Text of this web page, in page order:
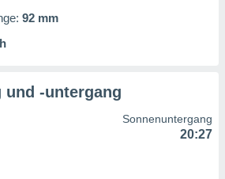
92 mm
und -untergang
Sonnenuntergang
20:27